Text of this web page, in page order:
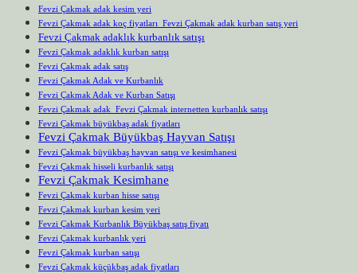
Fevzi Çakmak adak kesim yeri
Fevzi Çakmak adak koç fiyatları Fevzi Çakmak adak kurban satış yeri
Fevzi Çakmak adaklık kurbanlık satışı
Fevzi Çakmak adaklık kurban satışı
Fevzi Çakmak adak satış
Fevzi Çakmak Adak ve Kurbanlık
Fevzi Çakmak Adak ve Kurban Satışı
Fevzi Çakmak adak Fevzi Çakmak internetten kurbanlık satışı
Fevzi Çakmak büyükbaş adak fiyatları
Fevzi Çakmak Büyükbaş Hayvan Satışı
Fevzi Çakmak büyükbaş hayvan satışı ve kesimhanesi
Fevzi Çakmak hisseli kurbanlık satışı
Fevzi Çakmak Kesimhane
Fevzi Çakmak kurban hisse satışı
Fevzi Çakmak kurban kesim yeri
Fevzi Çakmak Kurbanlık Büyükbaş satış fiyatı
Fevzi Çakmak kurbanlık yeri
Fevzi Çakmak kurban satışı
Fevzi Çakmak küçükbaş adak fiyatları